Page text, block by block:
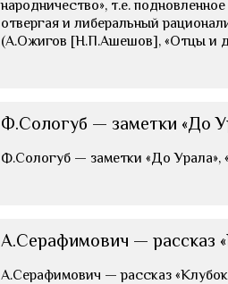
народничество», т.е.
отвергая и либеральный
(А.Ожигов [Н.П.Ашешов], «Отцы и
Ф.Сологуб — заметки «До
Ф.Сологуб — заметки «До Урала»,
А.Серафимович — рассказ
А.Серафимович — рассказ